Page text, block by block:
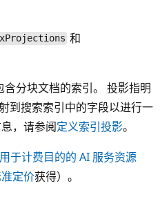
和
含分块文档的索引。 投影指明
到搜索索引中的字段以进行一
，请参阅定义索引投影。
于计费目的的 AI 服务资源
定价获得）。